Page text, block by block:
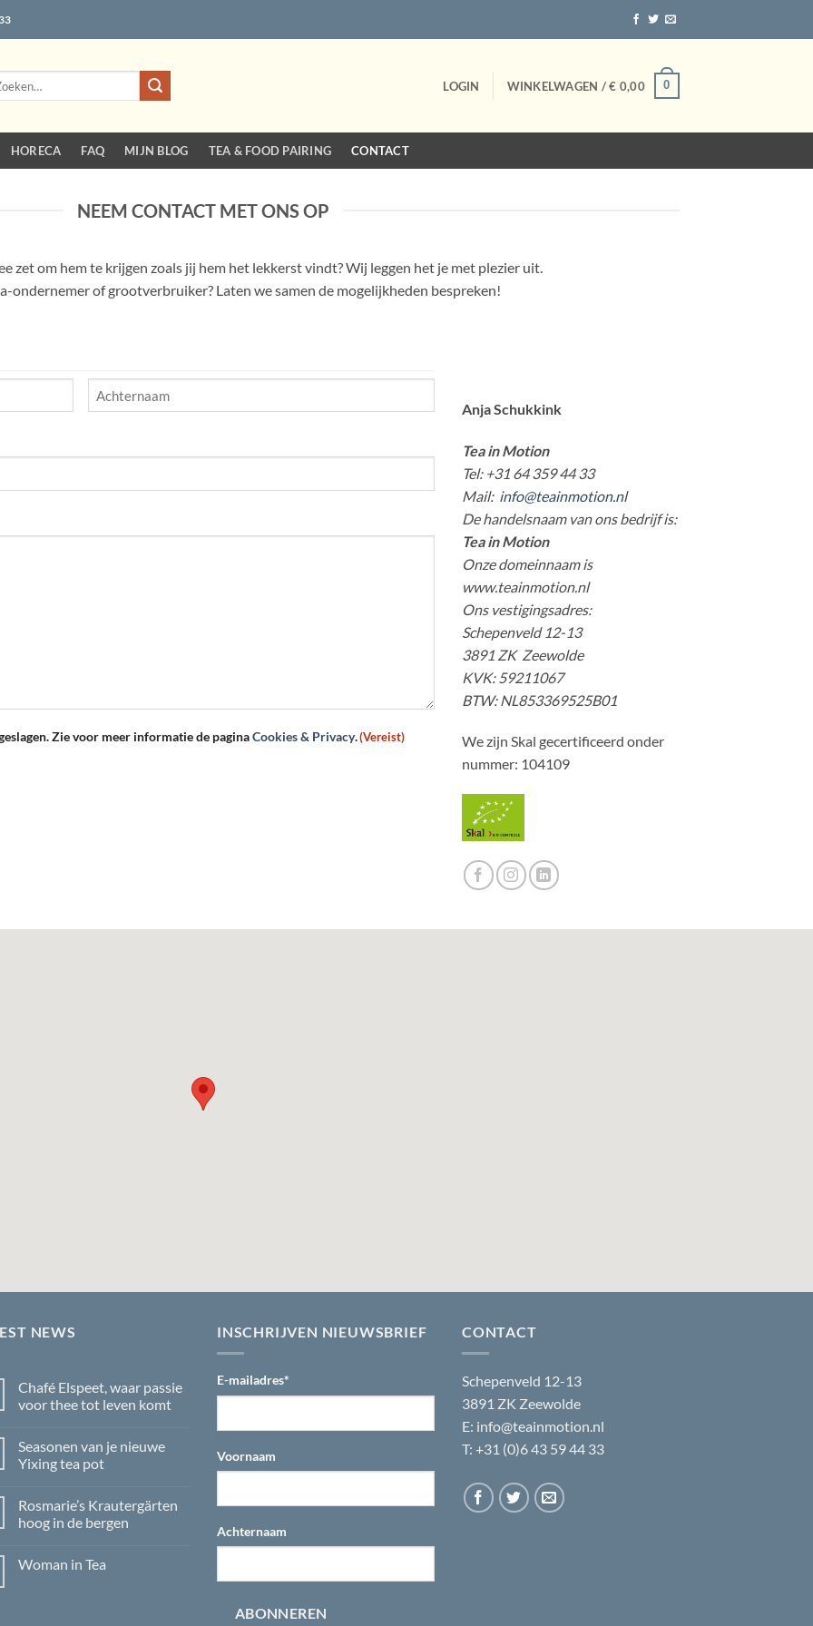
LOGIN WINKELWAGEN /€ 0,00 0
HORECA FAQ MIJN BLOG TEA & FOOD PAIRING CONTACT
NEEM CONTACT MET ONS OP
zet om hem te krijgen zoals jij hem het lekkerst vindt? Wij leggen het je met plezier uit.
ondernemer of grootverbruiker? Laten we samen de mogelijkheden bespreken!
Zie voor meer informatie de paginaCookies & Privacy.(Vereist)
Anja Schukkink
Tea in Motion
Tel: +31 64 359 44 33
Mail: info@teainmotion.nl
De handelsnaam van ons bedrijf is:
Tea in Motion
Onze domeinnaam is
www.teainmotion.nl
Ons vestigingsadres:
Schepenveld 12-13
3891 ZK Zeewolde
KVK: 59211067
BTW: NL853369525B01
We zijn Skal gecertificeerd onder
nummer: 104109
NEWS
Chafé Elspeet, waar passie
voor thee tot leven komt
op
Chafé
Elspeet,
voor
thee
tot
Seasonen van je nieuwe
Yixing tea pot
op
Seasonen
van
Yixing
Rosmarie’s Krautergärten
hoog in de bergen
op
Woman in Tea
INSCHRIJVEN NIEUWSBRIEF
E-mailadres*
Voornaam
Achternaam
ABONNEREN
CONTACT
Schepenveld 12-13
3891 ZK Zeewolde
E: info@teainmotion.nl
T: +31 (0)6 43 59 44 33